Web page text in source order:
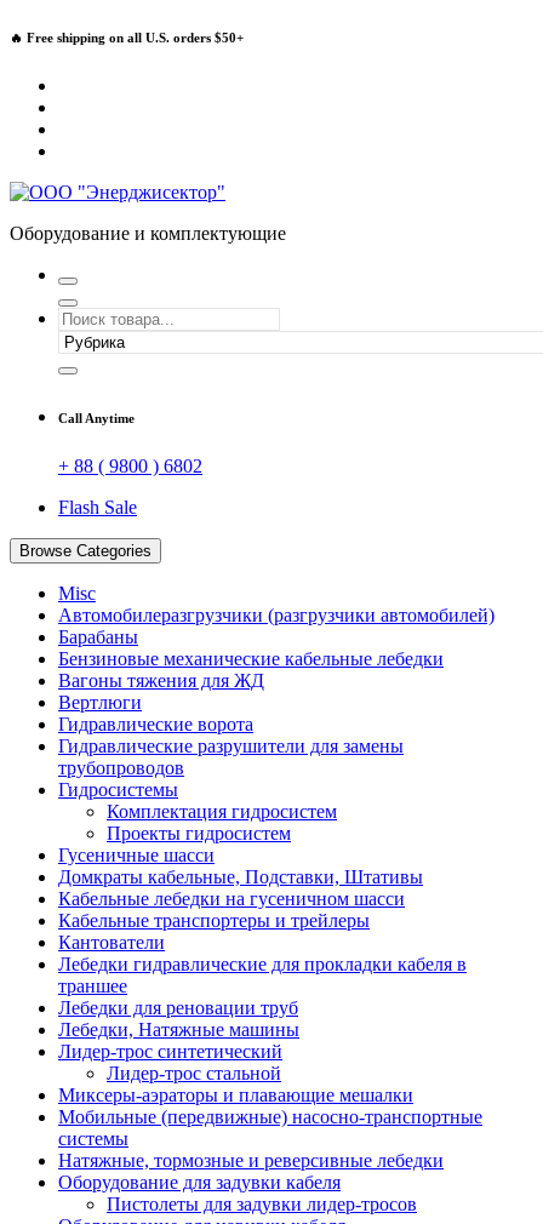
Перейти
содержимому
🔥 Free shipping on all U.S. orders $50+
Оборудование и комплектующие
Call Anytime
+ 88 ( 9800 ) 6802
Flash Sale
Browse Categories
Misc
Автомобилеразгрузчики (разгрузчики автомобилей)
Барабаны
Бензиновые механические кабельные лебедки
Вагоны тяжения для ЖД
Вертлюги
Гидравлические ворота
Гидравлические разрушители для замены
трубопроводов
Гидросистемы
Комплектация гидросистем
Проекты гидросистем
Гусеничные шасси
Домкраты кабельные, Подставки, Штативы
Кабельные лебедки на гусеничном шасси
Кабельные транспортеры и трейлеры
Кантователи
Лебедки гидравлические для прокладки кабеля в
траншее
Лебедки для реновации труб
Лебедки, Натяжные машины
Лидер-трос синтетический
Лидер-трос стальной
Миксеры-аэраторы и плавающие мешалки
Мобильные (передвижные) насосно-транспортные
системы
Натяжные, тормозные и реверсивные лебедки
Оборудование для задувки кабеля
Пистолеты для задувки лидер-тросов